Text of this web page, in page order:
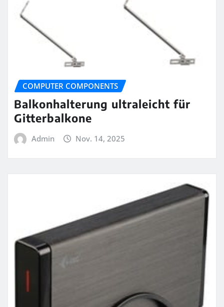
COMPUTER COMPONENTS
Balkonhalterung ultraleicht für
Gitterbalkone
Admin Nov. 14, 2025